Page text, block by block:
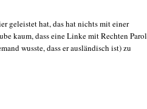
geleistet hat, das hat nichts mit einer
kaum, dass eine Linke mit Rechten
wusste, dass er ausländisch ist) zu